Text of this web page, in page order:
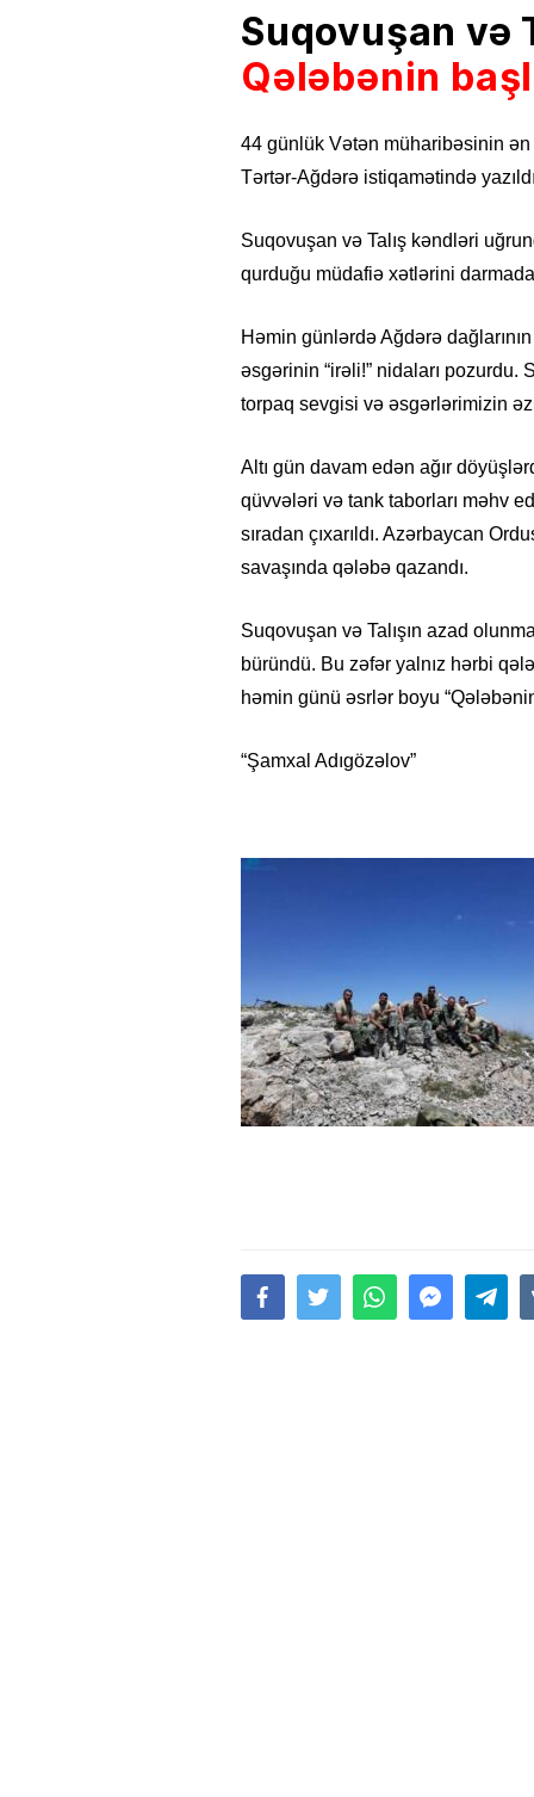
Suqovuşan və
Qələbənin
44 günlük Vətən müharibəsinin
Tərtər-Ağdərə istiqamətində
Suqovuşan və Talış kəndləri
qurduğu müdafiə xətlərini
Həmin günlərdə Ağdərə
əsgərinin “irəli!” nidaları pozurdu.
torpaq sevgisi və əsgərlərimizin
Altı gün davam edən ağır
qüvvələri və tank taborları məhv
sıradan çıxarıldı. Azərbaycan
savaşında qələbə qazandı.
Suqovuşan və Talışın azad
büründü. Bu zəfər yalnız hərbi
həmin günü əsrlər boyu
“Şamxal Adıgözəlov”
15.02.2026- 18:49 1015